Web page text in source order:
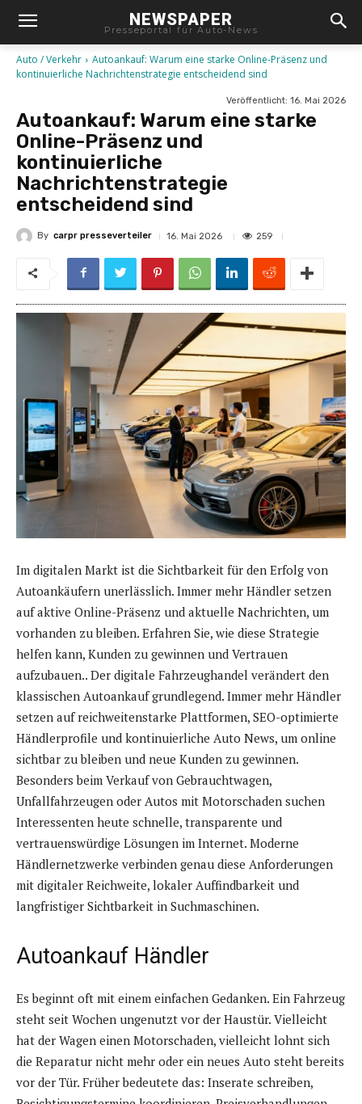
NEWSPAPER
Presseportal für Auto-News
Auto / Verkehr
Autoankauf: Warum eine starke Online-Präsenz und
kontinuierliche Nachrichtenstrategie entscheidend sind
Veröffentlicht: 16. Mai 2026
Autoankauf: Warum eine starke
Online-Präsenz und
kontinuierliche
Nachrichtenstrategie
entscheidend sind
By carpr presseverteiler 16. Mai 2026 259
Im digitalen Markt ist die Sichtbarkeit für den Erfolg von
Autoankäufern unerlässlich. Immer mehr Händler setzen
auf aktive Online-Präsenz und aktuelle Nachrichten, um
vorhanden zu bleiben. Erfahren Sie, wie diese Strategie
helfen kann, Kunden zu gewinnen und Vertrauen
aufzubauen.. Der digitale Fahrzeughandel verändert den
klassischen Autoankauf grundlegend. Immer mehr Händler
setzen auf reichweitenstarke Plattformen, SEO-optimierte
Händlerprofile und kontinuierliche Auto News, um online
sichtbar zu bleiben und neue Kunden zu gewinnen.
Besonders beim Verkauf von Gebrauchtwagen,
Unfallfahrzeugen oder Autos mit Motorschaden suchen
Interessenten heute schnelle, transparente und
vertrauenswürdige Lösungen im Internet. Moderne
Händlernetzwerke verbinden genau diese Anforderungen
mit digitaler Reichweite, lokaler Auffindbarkeit und
langfristiger Sichtbarkeit in Suchmaschinen.
Autoankauf Händler
Es beginnt oft mit einem einfachen Gedanken. Ein Fahrzeug
steht seit Wochen ungenutzt vor der Haustür. Vielleicht
hat der Wagen einen Motorschaden, vielleicht lohnt sich
die Reparatur nicht mehr oder ein neues Auto steht bereits
vor der Tür. Früher bedeutete das: Inserate schreiben,